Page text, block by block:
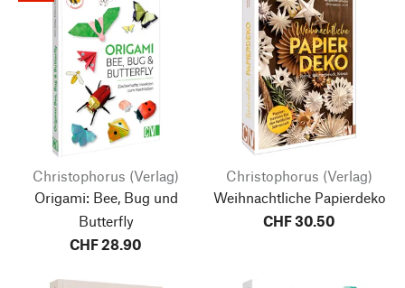
Christophorus (Verlag)
Origami: Bee, Bug und
Butterfly
CHF 28.90
Christophorus (Verlag)
Weihnachtliche Papierdeko
CHF 30.50